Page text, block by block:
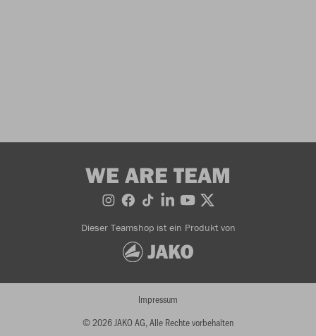
WE ARE TEAM
Dieser Teamshop ist ein Produkt von
© 2026 JAKO AG, Alle Rechte vorbehalten
Impressum